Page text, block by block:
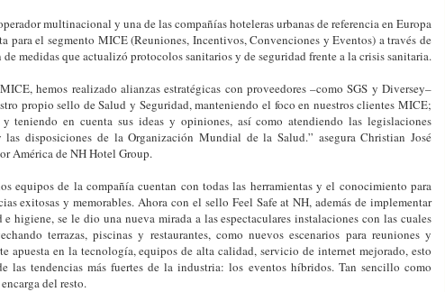
multinacional y una de las compañías hoteleras urbanas de referencia en Europa
para el segmento MICE (Reuniones, Incentivos, Convenciones y Eventos) a través de
de medidas que actualizó protocolos sanitarios y de seguridad frente a la crisis sanitaria.
hemos realizado alianzas estratégicas con proveedores –como SGS y Diversey–
propio sello de Salud y Seguridad, manteniendo el foco en nuestros clientes MICE;
y teniendo en cuenta sus ideas y opiniones, así como atendiendo las legislaciones
disposiciones de la Organización Mundial de la Salud.” asegura Christian José
América de NH Hotel Group.
equipos de la compañía cuentan con todas las herramientas y el conocimiento para
exitosas y memorables. Ahora con el sello Feel Safe at NH, además de implementar
e higiene, se le dio una nueva mirada a las espectaculares instalaciones con las cuales
terrazas, piscinas y restaurantes, como nuevos escenarios para reuniones y
apuesta en la tecnología, equipos de alta calidad, servicio de internet mejorado, esto
las tendencias más fuertes de la industria: los eventos híbridos. Tan sencillo como
del resto.